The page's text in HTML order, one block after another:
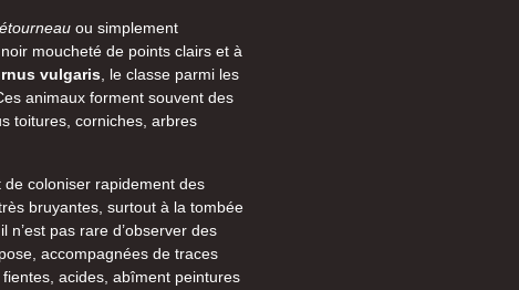
ou simplement
moucheté de points clairs et à
vulgaris, le classe parmi les
animaux forment souvent des
toitures, corniches, arbres
de coloniser rapidement des
bruyantes, surtout à la tombée
n’est pas rare d’observer des
accompagnées de traces
acides, abîment peintures